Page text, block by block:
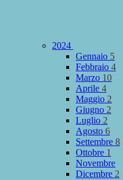
2024
Gennaio 5
Febbraio 4
Marzo 10
Aprile 4
Maggio 2
Giugno 2
Luglio 2
Agosto 6
Settembre 8
Ottobre 1
Novembre
Dicembre 2